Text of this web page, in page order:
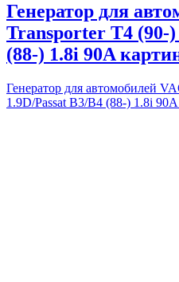
Генератор для
Transporter T4 (90-)
(88-) 1.8i 90A
Генератор для автомобилей
1.9D/Passat B3/B4 (88-) 1.8i